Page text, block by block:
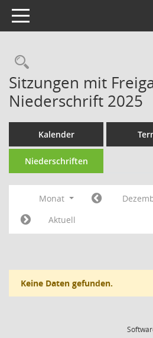
Toggle navigation
Rechercheauswahl
Sitzungen mit
Niederschrift 2025
Kalender
Niederschriften
Monat
Aktuell
Keine Daten gefunden.